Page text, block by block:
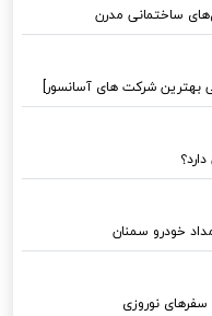
ساختمانی مدرن
بهترین شرکت های آسانسور]
سفرهای نوروزی